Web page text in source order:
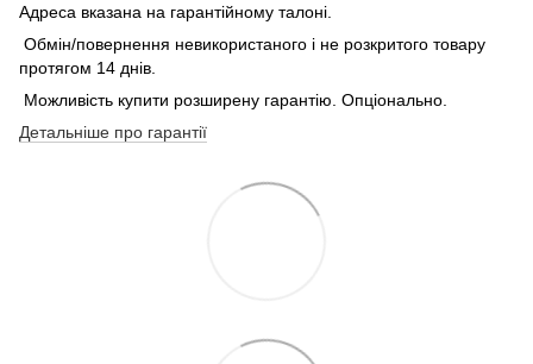
Адреса вказана на гарантійному талоні.
Обмін/повернення невикористаного і не розкритого товару
протягом 14 днів.
Можливість купити розширену гарантію. Опціонально.
Детальніше про гарантії